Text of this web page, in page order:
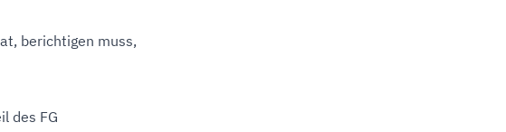
berichtigen muss,
des FG